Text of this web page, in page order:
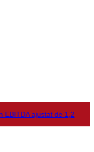
EBITDA ajustat de 1,2